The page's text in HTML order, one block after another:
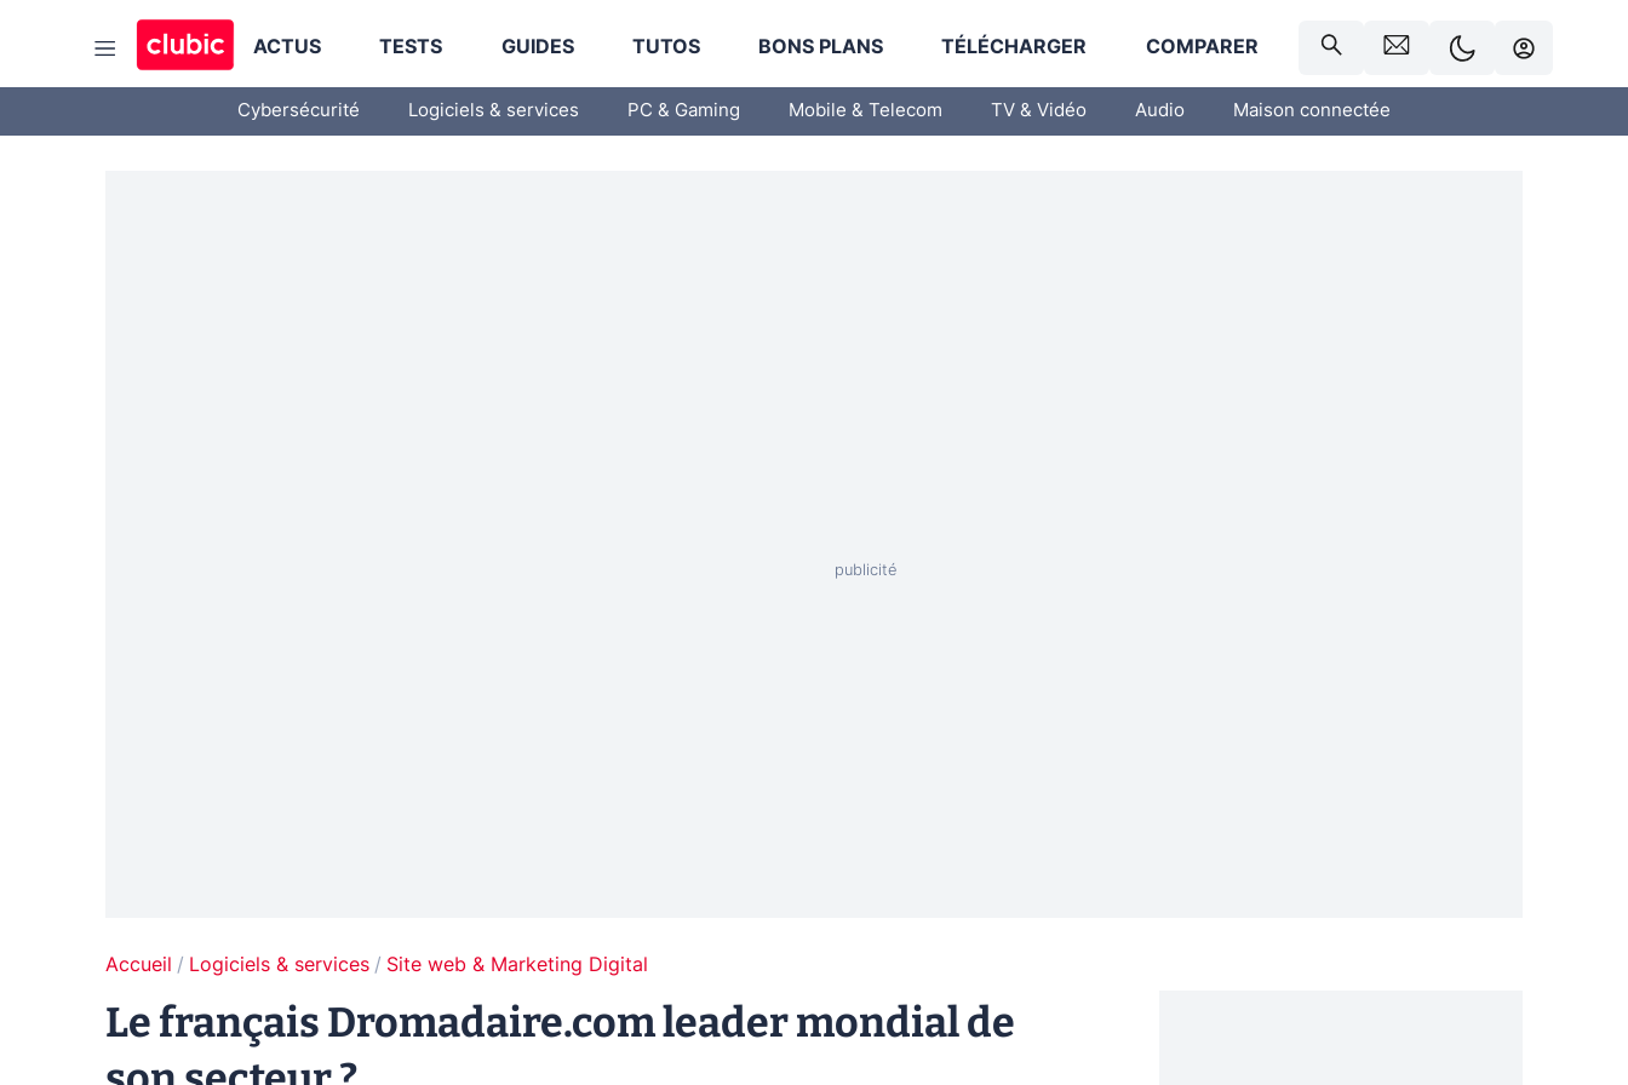
ACTUS TESTS GUIDES TUTOS BONS PLANS TÉLÉCHARGER COMPARER
Cybersécurité Logiciels & services PC & Gaming Mobile & Telecom TV & Vidéo Audio Maison connectée
Accueil Logiciels & services Site web & Marketing Digital
Le français Dromadaire.com leader mondial de